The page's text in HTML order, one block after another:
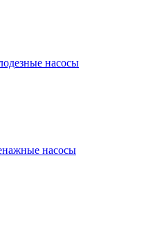
насосы
насосы